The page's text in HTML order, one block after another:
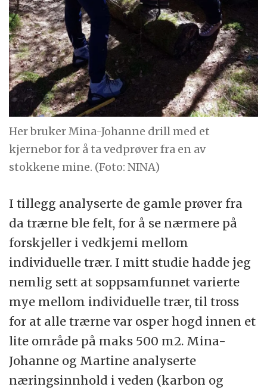
Her bruker Mina-Johanne drill med et
kjernebor for å ta vedprøver fra en av
stokkene mine. (Foto: NINA)
I tillegg analyserte de gamle prøver fra
da trærne ble felt, for å se nærmere på
forskjeller i vedkjemi mellom
individuelle trær. I mitt studie hadde jeg
nemlig sett at soppsamfunnet varierte
mye mellom individuelle trær, til tross
for at alle trærne var osper hogd innen et
lite område på maks 500 m2. Mina-
Johanne og Martine analyserte
næringsinnhold i veden (karbon og